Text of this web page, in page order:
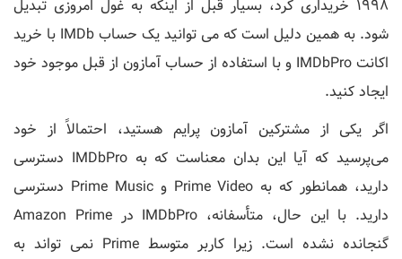
1998 خریداری کرد، بسیار قبل از اینکه به غول امروزی تبدیل
شود. به همین دلیل است که می توانید یک حساب IMDb با خرید
اکانت IMDbPro و با استفاده از حساب آمازون از قبل موجود خود
ایجاد کنید.
اگر یکی از مشترکین آمازون پرایم هستید، احتمالاً از خود
می‌پرسید که آیا این بدان معناست که به IMDbPro دسترسی
دارید، همانطور که به Prime Video و Prime Music دسترسی
دارید. با این حال، متأسفانه، IMDbPro در Amazon Prime
گنجانده نشده است. زیرا کاربر متوسط Prime نمی تواند به